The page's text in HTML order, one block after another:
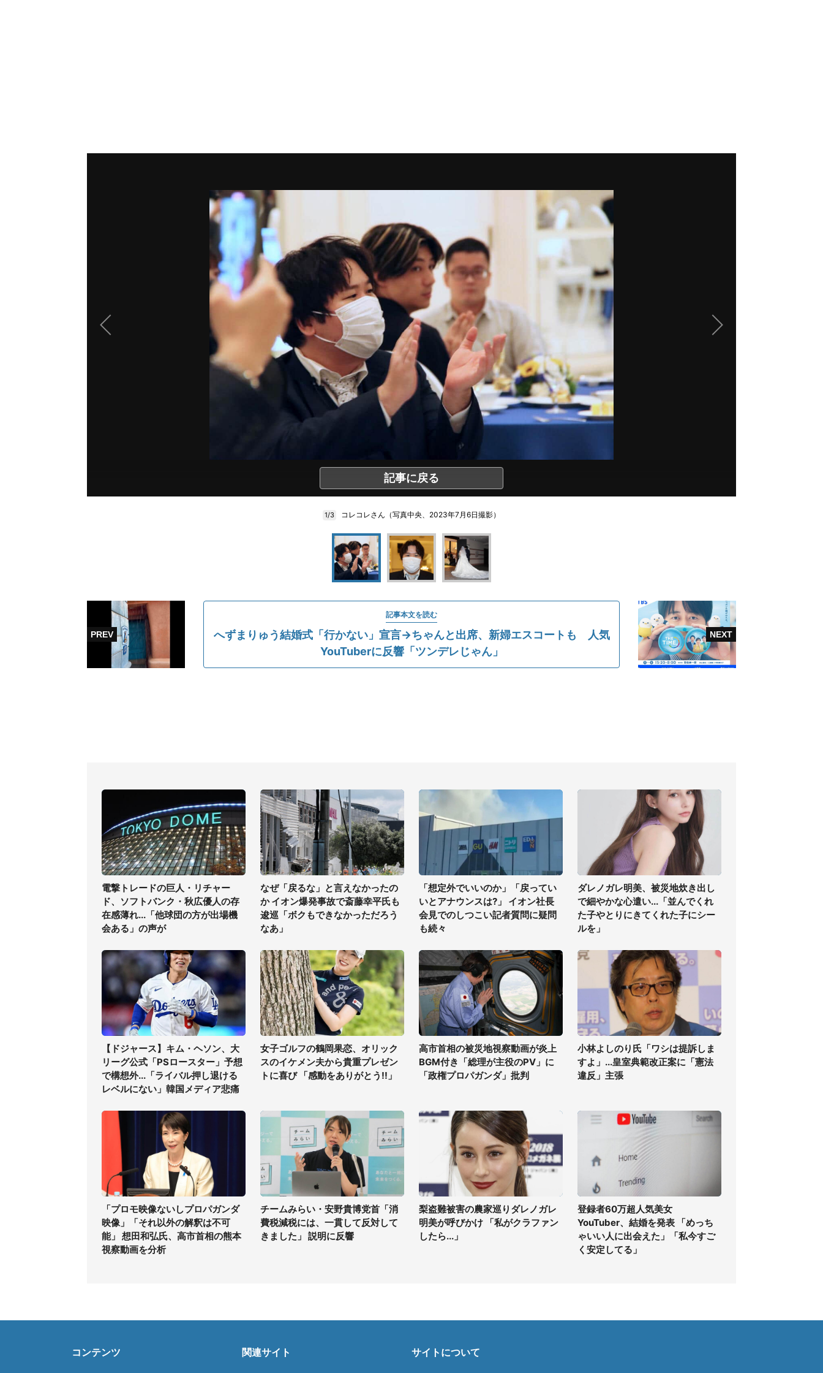
記事に戻る
1/3 コレコレさん（写真中央、2023年7月6日撮影）
記事本文を読む
へずまりゅう結婚式「行かない」宣言→ちゃんと出席、新婦エスコートも 人気
YouTuberに反響「ツンデレじゃん」
電撃トレードの巨人・リチャー
ド、ソフトバンク・秋広優人の存
在感薄れ...「他球団の方が出場機
会ある」の声が
なぜ「戻るな」と言えなかったの
か イオン爆発事故で斎藤幸平氏も
逡巡「ボクもできなかっただろう
なあ」
「想定外でいいのか」「戻ってい
いとアナウンスは?」 イオン社長
会見でのしつこい記者質問に疑問
も続々
ダレノガレ明美、被災地炊き出し
で細やかな心遣い...「並んでくれ
た子やとりにきてくれた子にシー
ルを」
【ドジャース】キム・ヘソン、大
リーグ公式「PSロースター」予想
で構想外...「ライバル押し退ける
レベルにない」韓国メディア悲痛
女子ゴルフの鶴岡果恋、オリック
スのイケメン夫から貴重プレゼン
トに喜び 「感動をありがとう!!」
高市首相の被災地視察動画が炎上
BGM付き「総理が主役のPV」に
「政権プロパガンダ」批判
小林よしのり氏「ワシは提訴しま
すよ」...皇室典範改正案に「憲法
違反」主張
「プロモ映像ないしプロパガンダ
映像」「それ以外の解釈は不可
能」 想田和弘氏、高市首相の熊本
視察動画を分析
チームみらい・安野貴博党首「消
費税減税には、一貫して反対して
きました」 説明に反響
梨盗難被害の農家巡りダレノガレ
明美が呼びかけ 「私がクラファン
したら...」
登録者60万超人気美女
YouTuber、結婚を発表 「めっち
ゃいい人に出会えた」「私今すご
く安定してる」
コンテンツ 関連サイト サイトについて